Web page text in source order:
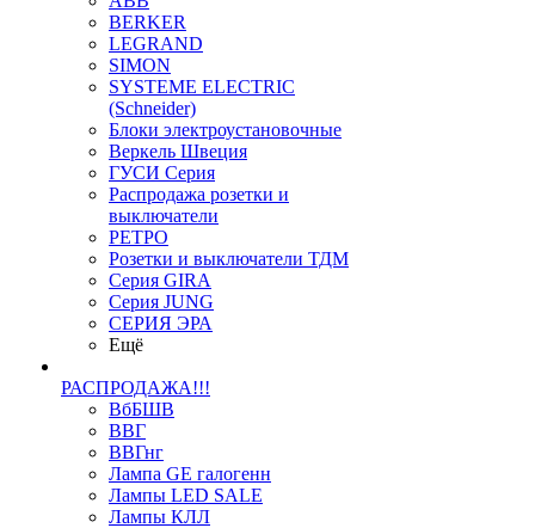
BERKER
LEGRAND
SIMON
SYSTEME ELECTRIC
(Schneider)
Блоки электроустановочные
Веркель Швеция
ГУСИ Серия
Распродажа розетки и
выключатели
РЕТРО
Розетки и выключатели ТДМ
Серия GIRA
Серия JUNG
СЕРИЯ ЭРА
Ещё
РАСПРОДАЖА!!!
ВбБШВ
ВВГ
ВВГнг
Лампа GE галогенн
Лампы LED SALE
Лампы КЛЛ